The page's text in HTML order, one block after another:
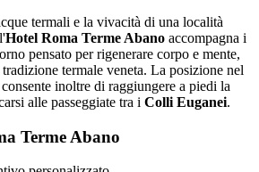
termali e la vivacità di una località
Hotel Roma Terme Abano accompagna i
pensato per rigenerare corpo e mente,
termale veneta. La posizione nel
consente inoltre di raggiungere a piedi la
alle passeggiate tra i Colli Euganei.
Terme Abano